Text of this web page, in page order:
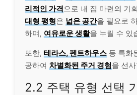
리적인 가격으로 내 집 마련의 기
대형 평형은 넓은 공간을 필요로
하며, 여유로운 생활을 누릴 수 있
또한, 테라스, 펜트하우스 등 특화
공하여 차별화된 주거 경험을 선
2.2 주택 유형 선택